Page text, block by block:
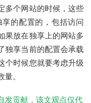
多个网站的时候，这些
的配置的，包括访问
果放在独享上的网站多
独享当前的配置会承载
个时候您就要考虑升级
。
发贡献，该文观点仅代